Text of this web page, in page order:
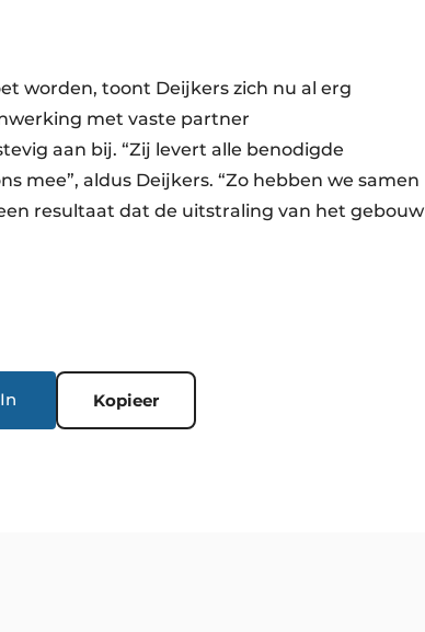
worden, toont Deijkers zich nu al erg
met vaste partner
aan bij. “Zij levert alle benodigde
mee”, aldus Deijkers. “Zo hebben we samen
resultaat dat de uitstraling van het gebouw
Kopieer